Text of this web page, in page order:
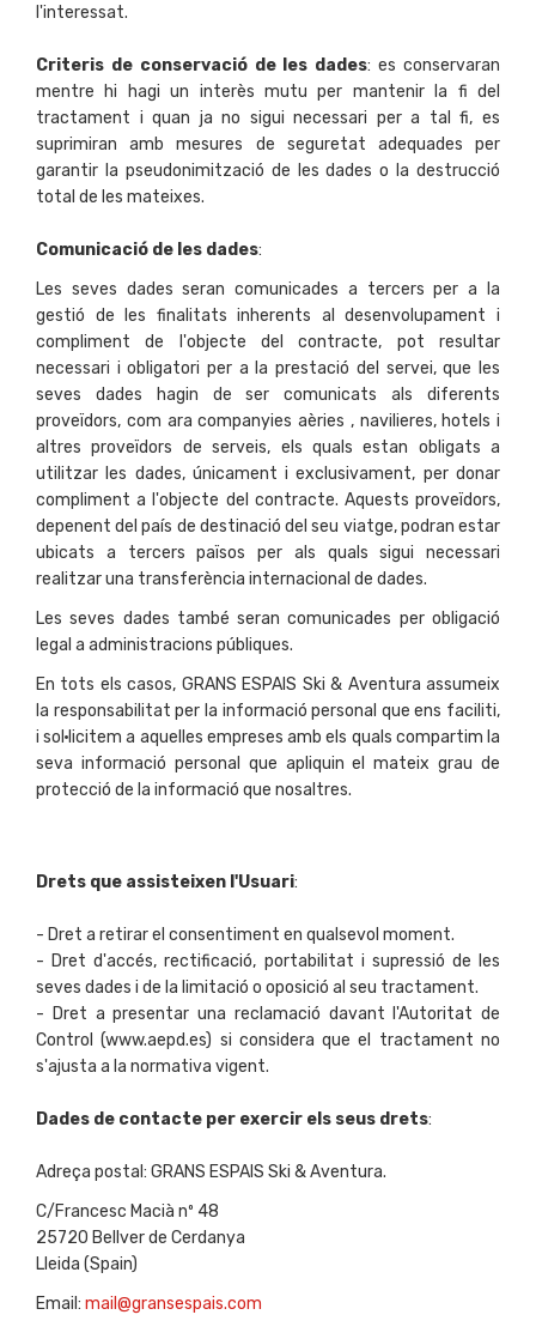
l'interessat.
Criteris de conservació de les dades: es conservaran
mentre hi hagi un interès mutu per mantenir la fi del
tractament i quan ja no sigui necessari per a tal fi, es
suprimiran amb mesures de seguretat adequades per
garantir la pseudonimització de les dades o la destrucció
total de les mateixes.
Comunicació de les dades:
Les seves dades seran comunicades a tercers per a la
gestió de les finalitats inherents al desenvolupament i
compliment de l'objecte del contracte, pot resultar
necessari i obligatori per a la prestació del servei, que les
seves dades hagin de ser comunicats als diferents
proveïdors, com ara companyies aèries , navilieres, hotels i
altres proveïdors de serveis, els quals estan obligats a
utilitzar les dades, únicament i exclusivament, per donar
compliment a l'objecte del contracte. Aquests proveïdors,
depenent del país de destinació del seu viatge, podran estar
ubicats a tercers països per als quals sigui necessari
realitzar una transferència internacional de dades.
Les seves dades també seran comunicades per obligació
legal a administracions públiques.
En tots els casos, GRANS ESPAIS Ski & Aventura assumeix
la responsabilitat per la informació personal que ens faciliti,
i sol·licitem a aquelles empreses amb els quals compartim la
seva informació personal que apliquin el mateix grau de
protecció de la informació que nosaltres.
Drets que assisteixen l'Usuari:
- Dret a retirar el consentiment en qualsevol moment.
- Dret d'accés, rectificació, portabilitat i supressió de les
seves dades i de la limitació o oposició al seu tractament.
- Dret a presentar una reclamació davant l'Autoritat de
Control (www.aepd.es) si considera que el tractament no
s'ajusta a la normativa vigent.
Dades de contacte per exercir els seus drets:
Adreça postal: GRANS ESPAIS Ski & Aventura.
C/Francesc Macià nº 48
25720 Bellver de Cerdanya
Lleida (Spain)
Email: mail@gransespais.com